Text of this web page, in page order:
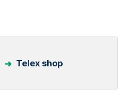
Telex shop